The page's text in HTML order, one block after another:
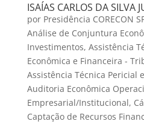
ISAÍAS CARLOS DA SILVA
por Presidência CORECON
Análise de Conjuntura
Investimentos, Assistência
Econômica e Financeira -
Assistência Técnica Pericial
Auditoria Econômica
Empresarial/Institucional,
Captação de Recursos